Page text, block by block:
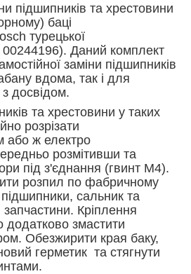
підшипників та хрестовини
баці
турецької
00244196). Даний комплект
заміни підшипників
вдома, так і для
досвідом.
та хрестовини у таких
розрізати
або ж електро
розмітивши та
під з'єднання (гвинт М4).
розпил по фабричному
сальник та
Кріплення
змастити
Обезжирити края баку,
герметик та стягнути
.